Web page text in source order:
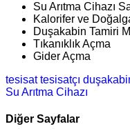
Su Arıtma Cihazı
Kalorifer ve
Duşakabin Tamiri
Tıkanıklık Açma
Gider Açma
tesisattesisatçı
Su Arıtma Cihazı
Diğer Sayfalar